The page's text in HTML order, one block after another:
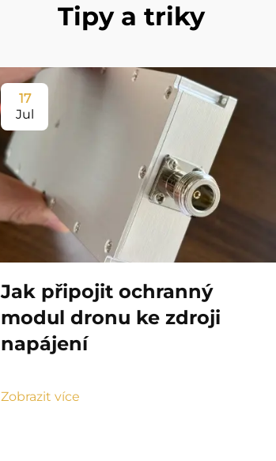
Tipy a triky
17
Jul
Jak připojit ochranný
modul dronu ke zdroji
napájení
Zobrazit více